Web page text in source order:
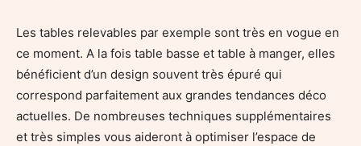
Les tables relevables par exemple sont très en vogue en
ce moment. A la fois table basse et table à manger, elles
bénéficient d’un design souvent très épuré qui
correspond parfaitement aux grandes tendances déco
actuelles. De nombreuses techniques supplémentaires
et très simples vous aideront à optimiser l’espace de